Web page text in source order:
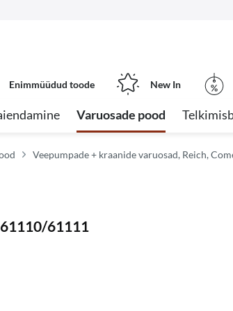
Enimmüüdud toode New In
Varuosade pood
Veepumpade + kraanide varuosad, Reich,
61111